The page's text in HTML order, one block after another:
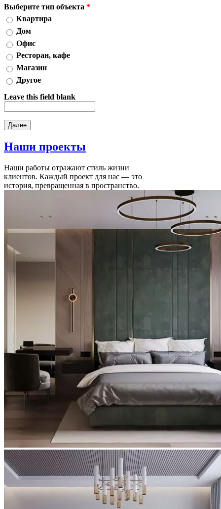
Выберите тип объекта *
Квартира
Дом
Офис
Ресторан, кафе
Магазин
Другое
Leave this field blank
Наши проекты
Наши работы отражают стиль жизни
клиентов. Каждый проект для нас — это
история, превращенная в пространство.